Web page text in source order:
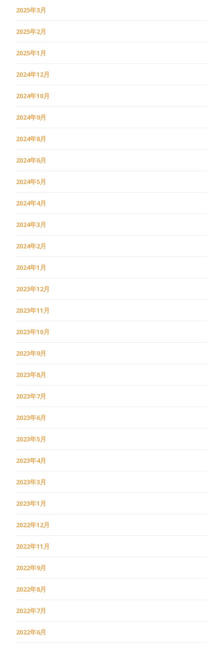
2025年3月
2025年2月
2025年1月
2024年12月
2024年10月
2024年9月
2024年8月
2024年6月
2024年5月
2024年4月
2024年3月
2024年2月
2024年1月
2023年12月
2023年11月
2023年10月
2023年9月
2023年8月
2023年7月
2023年6月
2023年5月
2023年4月
2023年3月
2023年1月
2022年12月
2022年11月
2022年9月
2022年8月
2022年7月
2022年6月